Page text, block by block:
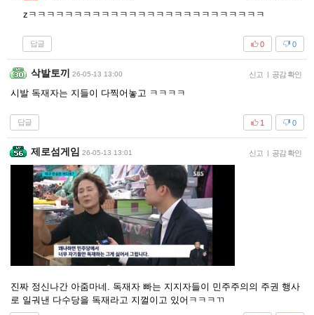
zㅋㅋㅋㅋㅋㅋㅋㅋㅋㅋㅋㅋㅋㅋㅋㅋㅋㅋㅋㅋㅋㅋㅋㅋㅋㅋ
답글 0
0
삭발토끼 26-05-13 13:00 신고 | 공감 확인
시발 독재자는 지들이 다찍어놓고 ㅋㅋㅋㅋ
답글 0
1
제로섬게임 26-05-13 13:01 신고 | 공감 확인
진짜 정신나간 아줌마네. 독재자 빠는 지지자들이 민주주의의 주권 행사
로 일궈낸 다수당을 독재라고 지껄이고 있어ㅋㅋㅋㄲ